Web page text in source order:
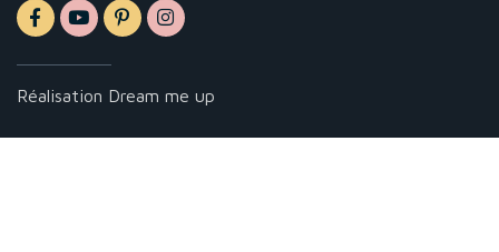
Réalisation Dream me up